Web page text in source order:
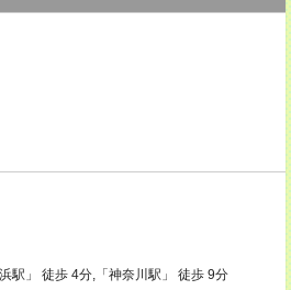
駅」 徒歩 4分,「神奈川駅」 徒歩 9分